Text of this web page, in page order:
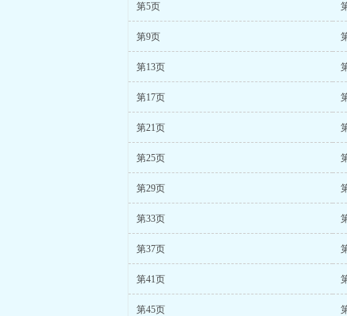
第5页
第9页
第13页
第17页
第21页
第25页
第29页
第33页
第37页
第41页
第45页